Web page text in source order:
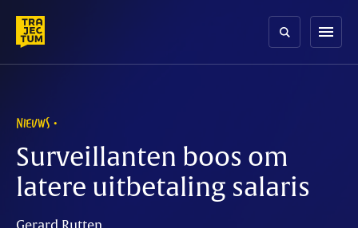
content
menu
NIEUWS
Surveillanten boos om
latere uitbetaling salaris